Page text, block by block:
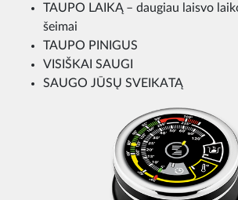
TAUPO LAIKĄ – daugiau laisvo
šeimai
TAUPO PINIGUS
VISIŠKAI SAUGI
SAUGO JŪSŲ SVEIKATĄ